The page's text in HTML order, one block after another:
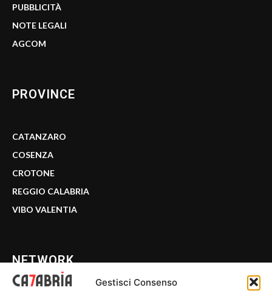
Gestisci Consenso
PUBBLICITÀ
NOTE LEGALI
AGCOM
PROVINCE
CATANZARO
COSENZA
CROTONE
REGGIO CALABRIA
VIBO VALENTIA
NETWORK